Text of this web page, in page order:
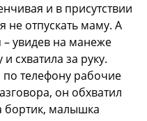
и в присутствии
не отпускать маму. А
увидев на манеже
схватила за руку.
телефону рабочие
он обхватил
бортик, малышка